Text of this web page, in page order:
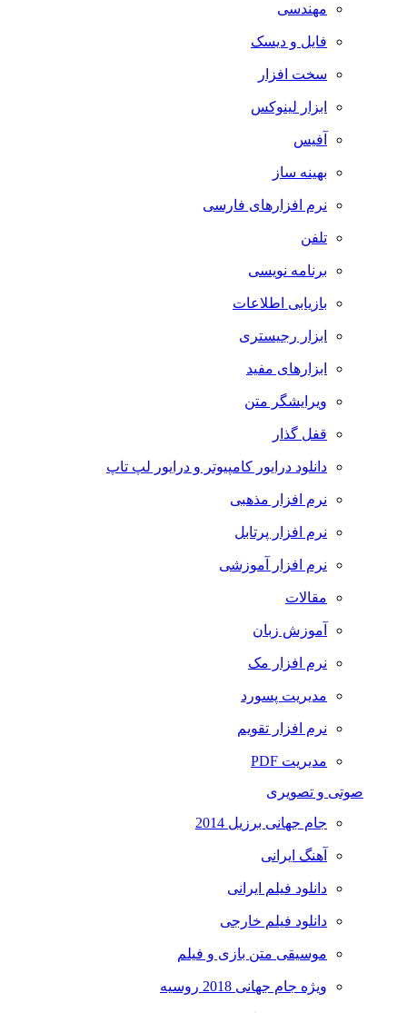
مهندسی
فایل و دیسک
سخت افزار
ابزار لینوکس
آفیس
بهینه ساز
نرم افزارهای فارسی
تلفن
برنامه نویسی
بازیابی اطلاعات
ابزار رجیستری
ابزارهای مفید
ویرایشگر متن
قفل گذار
دانلود درایور کامپیوتر و درایور لپ تاپ
نرم افزار مذهبی
نرم افزار پرتابل
نرم افزار آموزشی
مقالات
آموزش زبان
نرم افزار مک
مدیریت پسورد
نرم افزار تقویم
مدیریت PDF
صوتی و تصویری
جام جهانی برزیل 2014
آهنگ ایرانی
دانلود فیلم ایرانی
دانلود فیلم خارجی
موسیقی متن بازی و فیلم
ویژه جام جهانی 2018 روسیه